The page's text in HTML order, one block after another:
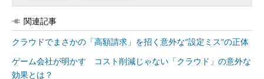
関連記事
クラウドでまさかの「高額請求」を招く意外な“設定ミス”の正体
ゲーム会社が明かす コスト削減じゃない「クラウド」の意外な
効果とは？